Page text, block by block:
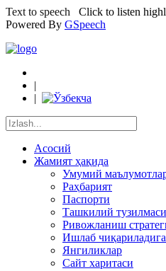
Text to speech Click to listen
Powered By GSpeech
|
|
Асосий
Жамият ҳақида
Умумий
Раҳбарият
Паспорти
Ташкилий тузилмаси
Ривожланиш
Ишлаб
Янгиликлар
Сайт харитаси